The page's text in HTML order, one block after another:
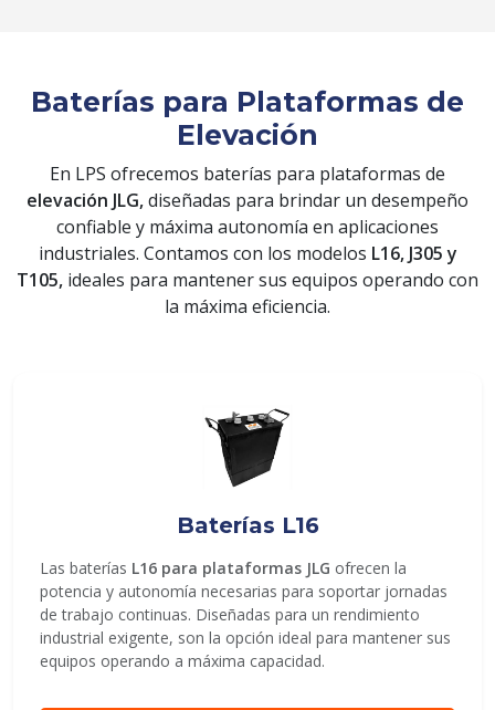
ENVIAR
Baterías para Plataformas de
Elevación
En LPS ofrecemos baterías para plataformas de
elevación JLG,diseñadas para brindar un desempeño
confiable y máxima autonomía en aplicaciones
industriales. Contamos con los modelos L16, J305 y
T105, ideales para mantener sus equipos operando con
la máxima eficiencia.
Baterías L16
Las baterías L16 para plataformas JLG ofrecen la
potencia y autonomía necesarias para soportar jornadas
de trabajo continuas. Diseñadas para un rendimiento
industrial exigente, son la opción ideal para mantener sus
equipos operando a máxima capacidad.